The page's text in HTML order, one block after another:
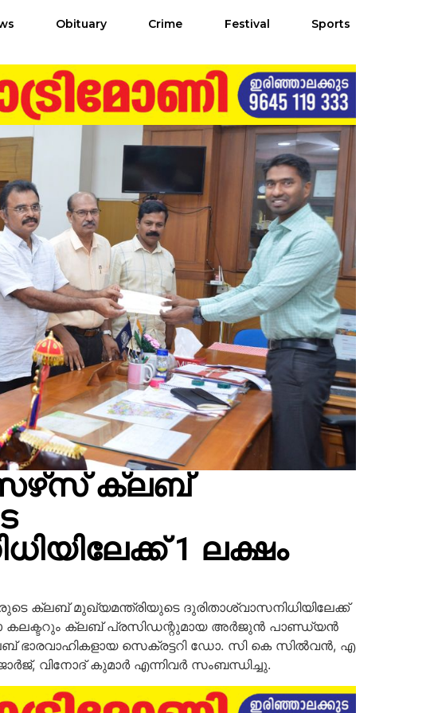
Obituary Crime Festival Sports
ക്ലബ്
1 ലക്ഷം
ക്ലബ് മുഖ്യമന്ത്രിയുടെ ദുരിതാശ്വാസനിധിയിലേക്ക്
കലക്ടറും ക്ലബ് പ്രസിഡന്റുമായ അര്‍ജുന്‍ പാണ്ഡ്യന്‍
ഭാരവാഹികളായ സെക്രട്ടറി ഡോ. സി കെ സില്‍വന്‍, എ
വിനോദ് കുമാര്‍ എന്നിവര്‍ സംബന്ധിച്ചു.